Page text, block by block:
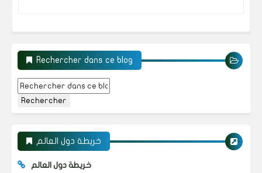
Rechercher dans ce blog
خريطة دول العالم
خريطة دول العالم